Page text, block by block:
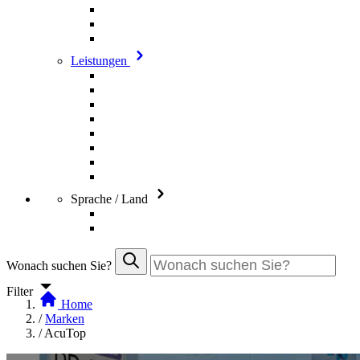
Leistungen
Sprache / Land
Wonach suchen Sie?
Filter
Home
/ Marken
/ AcuTop